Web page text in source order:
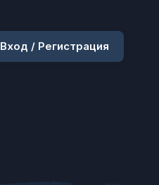
Вход / Регистрация